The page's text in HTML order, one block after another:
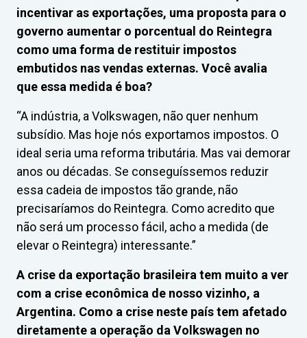
incentivar as exportações, uma proposta para o
governo aumentar o porcentual do Reintegra
como uma forma de restituir impostos
embutidos nas vendas externas. Você avalia
que essa medida é boa?
“A indústria, a Volkswagen, não quer nenhum
subsídio. Mas hoje nós exportamos impostos. O
ideal seria uma reforma tributária. Mas vai demorar
anos ou décadas. Se conseguíssemos reduzir
essa cadeia de impostos tão grande, não
precisaríamos do Reintegra. Como acredito que
não será um processo fácil, acho a medida (de
elevar o Reintegra) interessante.”
A crise da exportação brasileira tem muito a ver
com a crise econômica de nosso vizinho, a
Argentina. Como a crise neste país tem afetado
diretamente a operação da Volkswagen no